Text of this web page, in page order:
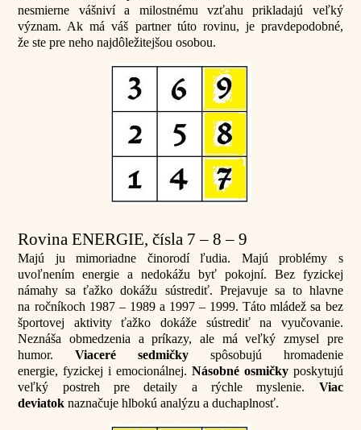
nesmierne vášniví a milostnému vzťahu prikladajú veľký
význam. Ak má váš partner túto rovinu, je pravdepodobné,
že ste pre neho najdôležitejšou osobou.
Rovina ENERGIE, čísla 7 – 8 – 9
Majú ju mimoriadne činorodí ľudia. Majú problémy s
uvoľnením energie a nedokážu byť pokojní. Bez fyzickej
námahy sa ťažko dokážu sústrediť. Prejavuje sa to hlavne
na ročníkoch 1987 – 1989 a 1997 – 1999. Táto mládež sa bez
športovej aktivity ťažko dokáže sústrediť na vyučovanie.
Neznáša obmedzenia a príkazy, ale má veľký zmysel pre
humor.Viaceré sedmičky spôsobujú hromadenie
energie, fyzickej i emocionálnej. Násobné osmičkyposkytujú
veľký postreh pre detaily a rýchle myslenie. Viac
deviatoknaznačuje hlbokú analýzu a duchaplnosť.